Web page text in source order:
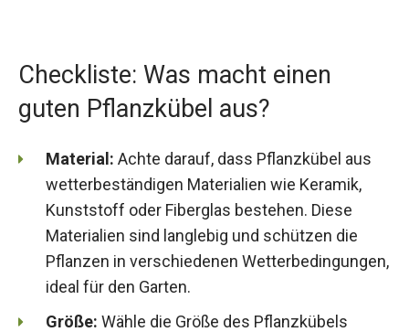
Checkliste: Was macht einen
guten Pflanzkübel aus?
Material: Achte darauf, dass Pflanzkübel aus
wetterbeständigen Materialien wie Keramik,
Kunststoff oder Fiberglas bestehen. Diese
Materialien sind langlebig und schützen die
Pflanzen in verschiedenen Wetterbedingungen,
ideal für den Garten.
Größe: Wähle die Größe des Pflanzkübels